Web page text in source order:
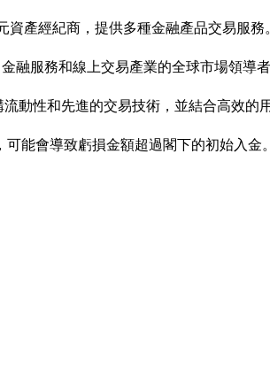
產經紀商，提供多種金融產品交易服務。
融服務和線上交易產業的全球市場領導
動性和先進的交易技術，並結合高效的
能會導致虧損金額超過閣下的初始入